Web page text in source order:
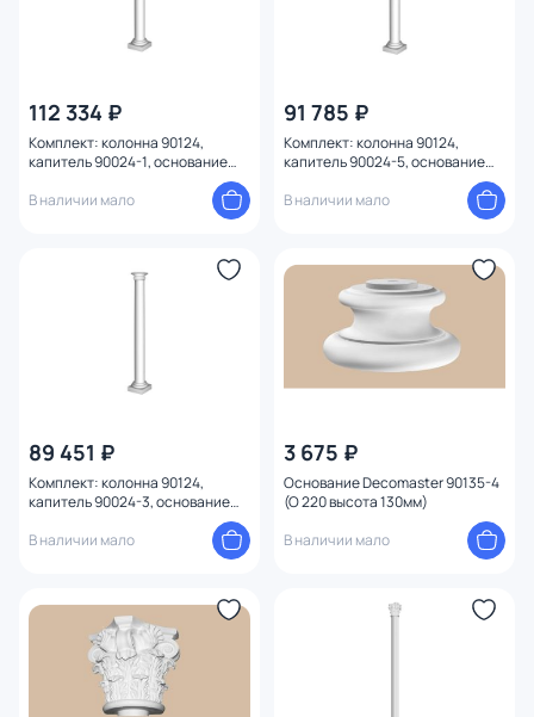
112 334 ₽
Комплект: колонна 90124,
капитель 90024-1, основание
90024-6 Decomaster 90124-SET5
В наличии мало
91 785 ₽
Комплект: колонна 90124,
капитель 90024-5, основание
90024-6 Decomaster 90124-SET8
В наличии мало
89 451 ₽
Комплект: колонна 90124,
капитель 90024-3, основание
90024-6 Decomaster 90124-SET7
В наличии мало
3 675 ₽
Основание Decomaster 90135-4
(O 220 высота 130мм)
В наличии мало